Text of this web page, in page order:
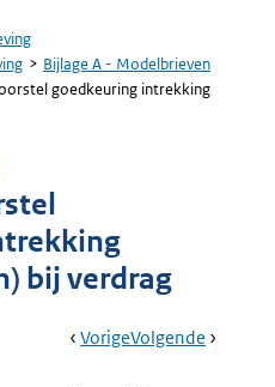
Bijlage A - Modelbrieven
goedkeuring intrekking
bij verdrag
Book
Ga
VorigePagina:
Ga
Volgende Pagina: